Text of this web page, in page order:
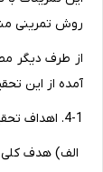
روش تمرینی
از طرف دیگر
آمده از این
4-1. اهداف تحقیق :
الف) هدف